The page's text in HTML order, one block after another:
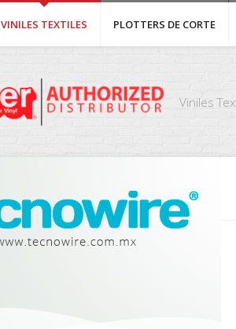
VINILES TEXTILES PLOTTERS DE CORTE
Viniles